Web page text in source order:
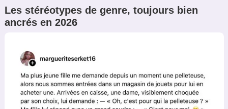
Les stéréotypes de genre, toujours bien
ancrés en 2026